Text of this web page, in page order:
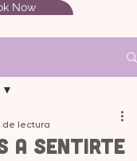
Now
a Sentirte
de lectura